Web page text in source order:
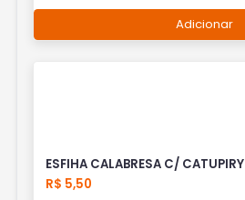
Adicionar
ESFIHA CALABRESA C/ CATUPIRY
R$ 5,50